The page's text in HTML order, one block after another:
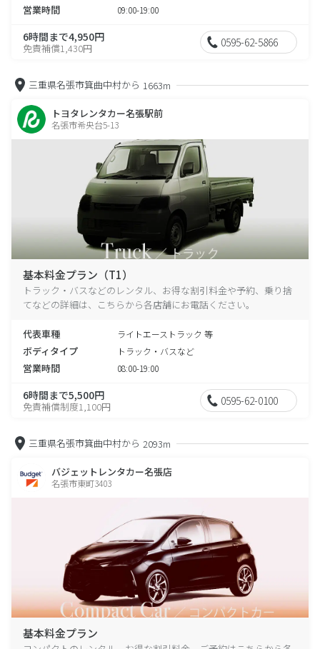
営業時間 09:00-19:00
6時間まで4,950円
免責補償1,430円 0595-62-5866
三重県名張市箕曲中村から 1663m
トヨタレンタカー名張駅前
名張市希央台5-13
基本料金プラン（T1）
トラック・バスなどのレンタル、お得な割引料金や予約、乗り捨
てなどの詳細は、こちらから各店舗にお電話ください。
代表車種 ライトエーストラック 等
ボディタイプ トラック・バスなど
営業時間 08:00-19:00
6時間まで5,500円
免責補償制度1,100円 0595-62-0100
三重県名張市箕曲中村から 2093m
バジェットレンタカー名張店
名張市東町3403
基本料金プラン